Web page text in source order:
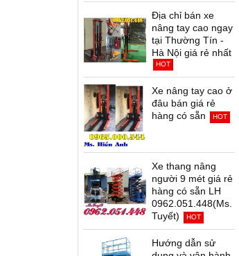
Địa chỉ bán xe
nâng tay cao ngay
tại Thường Tín -
Hà Nội giá rẻ nhất
HOT
Xe nâng tay cao ở
đâu bán giá rẻ
hàng có sẵn
HOT
Xe thang nâng
người 9 mét giá rẻ
hàng có sẵn LH
0962.051.448(Ms.
Tuyết)
HOT
Hướng dẫn sử